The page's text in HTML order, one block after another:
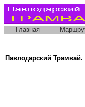
Главная
Павлодарский Трамвай.